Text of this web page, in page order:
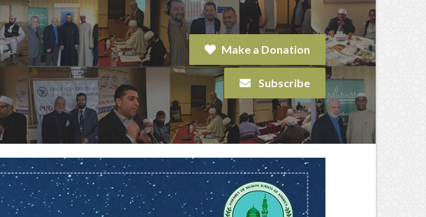
Make a Donation
Subscribe